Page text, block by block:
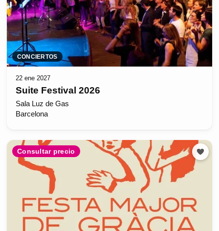
CONCIERTOS
22 ene 2027
Suite Festival 2026
Sala Luz de Gas
Barcelona
Consultar precio